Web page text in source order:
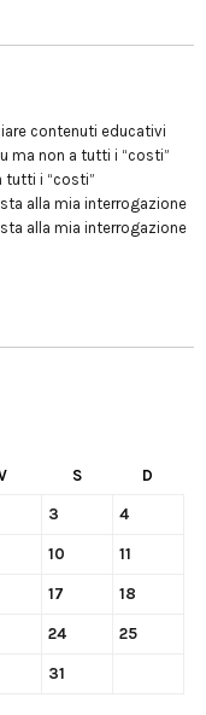
contenuti educativi
ma non a tutti i “costi”
tutti i “costi”
alla mia interrogazione
alla mia interrogazione
S D
3 4
10 11
17 18
24 25
31